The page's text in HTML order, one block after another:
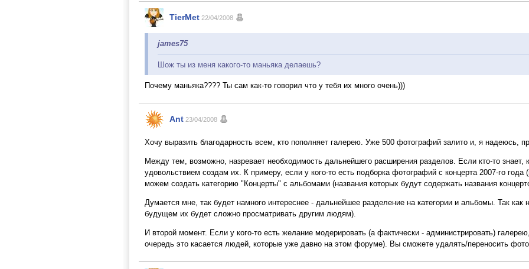
TierMet 22/04/2008
james75
Шож ты из меня какого-то маньяка делаешь?
Почему маньяка???? Ты сам как-то говорил что у тебя их много очень)))
Ant 23/04/2008
Хочу выразить благодарность всем, кто пополняет галерею. Уже 500 фотографий залито и, я надеюсь,
Между тем, возможно, назревает необходимость дальнейшего расширения разделов. Если кто-то знает,
удовольствием создам их. К примеру, если у кого-то есть подборка фотографий с концерта 2007-го
можем создать категорию "Концерты" с альбомами (названия которых будут содержать названия
Думается мне, так будет намного интереснее - дальнейшее разделение на категории и альбомы. Так
будущем их будет сложно просматривать другим людям).
И второй момент. Если у кого-то есть желание модерировать (а фактически - администрировать)
очередь это касается людей, которые уже давно на этом форуме). Вы сможете удалять/переносить